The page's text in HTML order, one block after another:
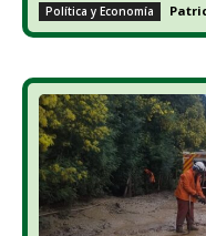
Política y Economía